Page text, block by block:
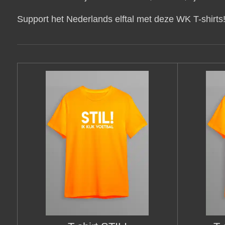
Support het Nederlands elftal met deze WK T-shirts!